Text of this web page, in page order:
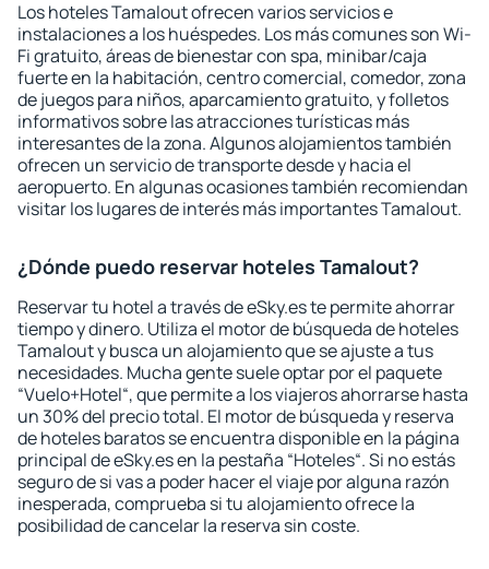
Los hoteles Tamalout ofrecen varios servicios e
instalaciones a los huéspedes. Los más comunes son Wi-
Fi gratuito, áreas de bienestar con spa, minibar/caja
fuerte en la habitación, centro comercial, comedor, zona
de juegos para niños, aparcamiento gratuito, y folletos
informativos sobre las atracciones turísticas más
interesantes de la zona. Algunos alojamientos también
ofrecen un servicio de transporte desde y hacia el
aeropuerto. En algunas ocasiones también recomiendan
visitar los lugares de interés más importantes Tamalout.
¿Dónde puedo reservar hoteles Tamalout?
Reservar tu hotel a través de eSky.es te permite ahorrar
tiempo y dinero. Utiliza el motor de búsqueda de hoteles
Tamalout y busca un alojamiento que se ajuste a tus
necesidades. Mucha gente suele optar por el paquete
“Vuelo+Hotel“, que permite a los viajeros ahorrarse hasta
un 30% del precio total. El motor de búsqueda y reserva
de hoteles baratos se encuentra disponible en la página
principal de eSky.es en la pestaña “Hoteles“. Si no estás
seguro de si vas a poder hacer el viaje por alguna razón
inesperada, comprueba si tu alojamiento ofrece la
posibilidad de cancelar la reserva sin coste.